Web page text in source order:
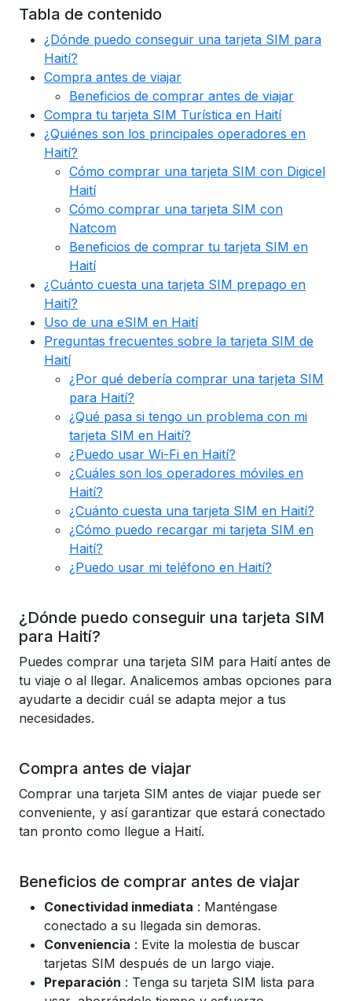
Tabla de contenido
¿Dónde puedo conseguir una tarjeta SIM para
Haití?
Compra antes de viajar
Beneficios de comprar antes de viajar
Compra tu tarjeta SIM Turística en Haití
¿Quiénes son los principales operadores en
Haití?
Cómo comprar una tarjeta SIM con Digicel
Haití
Cómo comprar una tarjeta SIM con
Natcom
Beneficios de comprar tu tarjeta SIM en
Haití
¿Cuánto cuesta una tarjeta SIM prepago en
Haití?
Uso de una eSIM en Haití
Preguntas frecuentes sobre la tarjeta SIM de
Haití
¿Por qué debería comprar una tarjeta SIM
para Haití?
¿Qué pasa si tengo un problema con mi
tarjeta SIM en Haití?
¿Puedo usar Wi-Fi en Haití?
¿Cuáles son los operadores móviles en
Haití?
¿Cuánto cuesta una tarjeta SIM en Haití?
¿Cómo puedo recargar mi tarjeta SIM en
Haití?
¿Puedo usar mi teléfono en Haití?
¿Dónde puedo conseguir una tarjeta SIM
para Haití?
Puedes comprar una tarjeta SIM para Haití antes de
tu viaje o al llegar. Analicemos ambas opciones para
ayudarte a decidir cuál se adapta mejor a tus
necesidades.
Compra antes de viajar
Comprar una tarjeta SIM antes de viajar puede ser
conveniente, y así garantizar que estará conectado
tan pronto como llegue a Haití.
Beneficios de comprar antes de viajar
Conectividad inmediata : Manténgase
conectado a su llegada sin demoras.
Conveniencia : Evite la molestia de buscar
tarjetas SIM después de un largo viaje.
Preparación : Tenga su tarjeta SIM lista para